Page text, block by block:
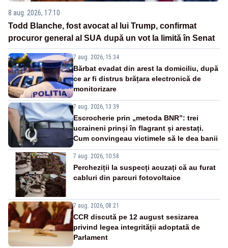
8 aug. 2026, 17:10
Todd Blanche, fost avocat al lui Trump, confirmat
procuror general al SUA după un vot la limită în Senat
7 aug. 2026, 15:34
Bărbat evadat din arest la domiciliu, după
ce ar fi distrus brățara electronică de
monitorizare
7 aug. 2026, 13:39
Escrocherie prin „metoda BNR”: trei
ucraineni prinși în flagrant și arestați.
Cum convingeau victimele să le dea banii
7 aug. 2026, 10:58
Percheziții la suspecți acuzați că au furat
cabluri din parcuri fotovoltaice
7 aug. 2026, 08:21
CCR discută pe 12 august sesizarea
privind legea integrității adoptată de
Parlament